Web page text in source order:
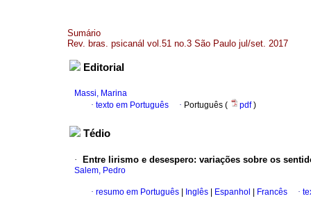
Sumário
Rev. bras. psicanál vol.51 no.3 São Paulo jul/set. 2017
Editorial
Massi, Marina
· texto em Português · Português ( pdf)
Tédio
· Entre lirismo e desespero: variações sobre os
Salem, Pedro
· resumo em Português Inglês Espanhol Francês ·